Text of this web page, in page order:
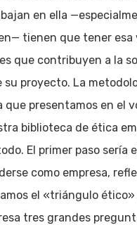
en ella
tienen que tener esa
que contribuyen a la
su proyecto. La
que presentamos en el
biblioteca de ética
El primer paso sería
como empresa,
el «triángulo
tres grandes